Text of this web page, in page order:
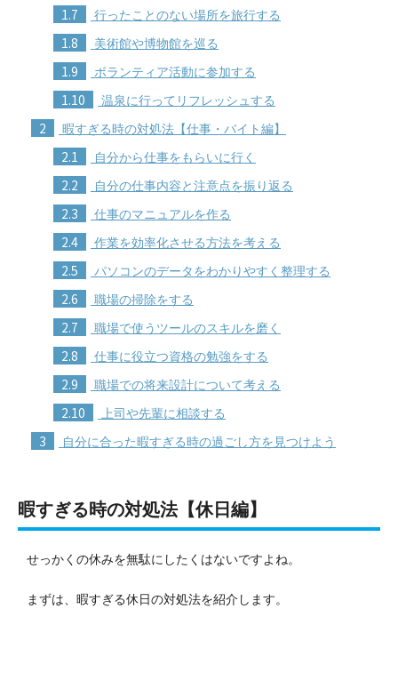
1.7 行ったことのない場所を旅行する
1.8 美術館や博物館を巡る
1.9 ボランティア活動に参加する
1.10 温泉に行ってリフレッシュする
2 暇すぎる時の対処法【仕事・バイト編】
2.1 自分から仕事をもらいに行く
2.2 自分の仕事内容と注意点を振り返る
2.3 仕事のマニュアルを作る
2.4 作業を効率化させる方法を考える
2.5 パソコンのデータをわかりやすく整理する
2.6 職場の掃除をする
2.7 職場で使うツールのスキルを磨く
2.8 仕事に役立つ資格の勉強をする
2.9 職場での将来設計について考える
2.10 上司や先輩に相談する
3 自分に合った暇すぎる時の過ごし方を見つけよう
暇すぎる時の対処法【休日編】
せっかくの休みを無駄にしたくはないですよね。
まずは、暇すぎる休日の対処法を紹介します。